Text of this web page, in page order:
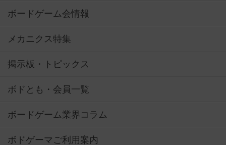
ボードゲーム会情報
メカニクス特集
掲示板・トピックス
ボドとも・会員一覧
ボードゲーム業界コラム
ボドゲーマご利用案内